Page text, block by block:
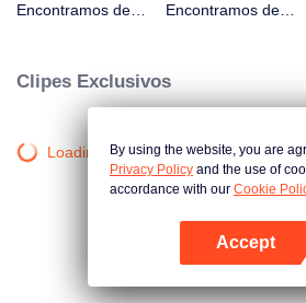
Abra o
Encontramos de
Encontramos de
Clipes Exclusivos
Loading…By using the website, you are
Privacy Policy and the use of
accordance with our Cookie
Accept